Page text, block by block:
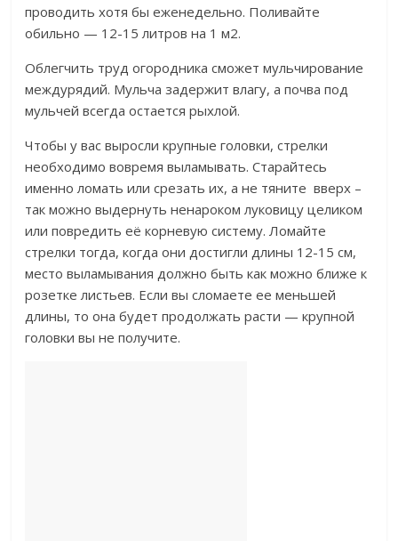
проводить хотя бы еженедельно. Поливайте
обильно — 12-15 литров на 1 м2.
Облегчить труд огородника сможет мульчирование
междурядий. Мульча задержит влагу, а почва под
мульчей всегда остается рыхлой.
Чтобы у вас выросли крупные головки, стрелки
необходимо вовремя выламывать. Старайтесь
именно ломать или срезать их, а не тяните вверх –
так можно выдернуть ненароком луковицу целиком
или повредить её корневую систему. Ломайте
стрелки тогда, когда они достигли длины 12-15 см,
место выламывания должно быть как можно ближе к
розетке листьев. Если вы сломаете ее меньшей
длины, то она будет продолжать расти — крупной
головки вы не получите.